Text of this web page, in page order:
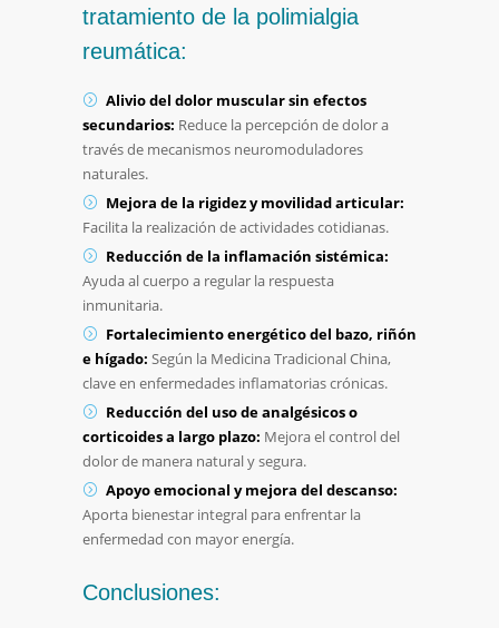
tratamiento de la polimialgia
reumática:
Alivio del dolor muscular sin efectos
secundarios: Reduce la percepción de dolor a
través de mecanismos neuromoduladores
naturales.
Mejora de la rigidez y movilidad articular:
Facilita la realización de actividades cotidianas.
Reducción de la inflamación sistémica:
Ayuda al cuerpo a regular la respuesta
inmunitaria.
Fortalecimiento energético del bazo, riñón
e hígado: Según la Medicina Tradicional China,
clave en enfermedades inflamatorias crónicas.
Reducción del uso de analgésicos o
corticoides a largo plazo: Mejora el control del
dolor de manera natural y segura.
Apoyo emocional y mejora del descanso:
Aporta bienestar integral para enfrentar la
enfermedad con mayor energía.
Conclusiones: